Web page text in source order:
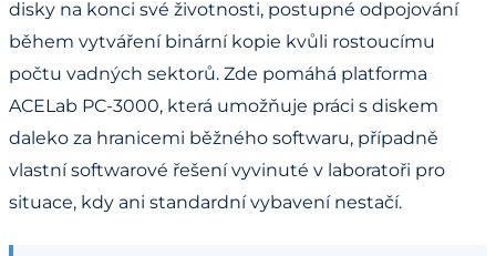
disky na konci své životnosti, postupné odpojování
během vytváření binární kopie kvůli rostoucímu
počtu vadných sektorů. Zde pomáhá platforma
ACELab PC-3000, která umožňuje práci s diskem
daleko za hranicemi běžného softwaru, případně
vlastní softwarové řešení vyvinuté v laboratoři pro
situace, kdy ani standardní vybavení nestačí.